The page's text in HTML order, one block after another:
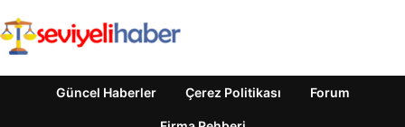
Güncel Haberler Çerez Politikası Forum